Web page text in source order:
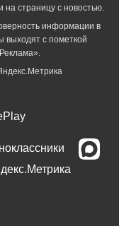
на страницу с новостью.
информации в
выходят с пометкой